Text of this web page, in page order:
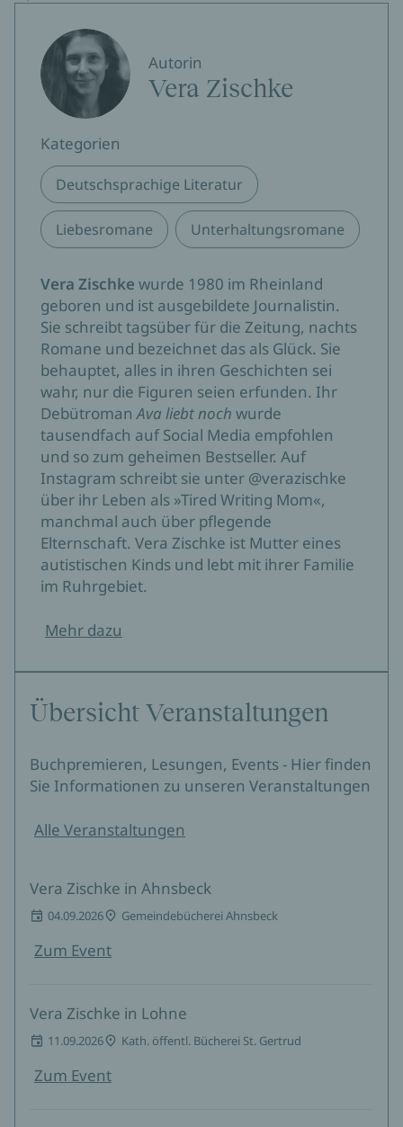
Autorin
Vera Zischke
Kategorien
Deutschsprachige Literatur
Liebesromane Unterhaltungsromane
Vera Zischke wurde 1980 im Rheinland
geboren und ist ausgebildete Journalistin.
Sie schreibt tagsüber für die Zeitung, nachts
Romane und bezeichnet das als Glück. Sie
behauptet, alles in ihren Geschichten sei
wahr, nur die Figuren seien erfunden. Ihr
DebütromanAva liebt noch wurde
tausendfach auf Social Media empfohlen
und so zum geheimen Bestseller. Auf
Instagram schreibt sie unter @verazischke
über ihr Leben als »Tired Writing Mom«,
manchmal auch über pflegende
Elternschaft. Vera Zischke ist Mutter eines
autistischen Kinds und lebt mit ihrer Familie
im Ruhrgebiet.
Mehr dazu
Übersicht Veranstaltungen
Buchpremieren, Lesungen, Events - Hier finden
Sie Informationen zu unseren Veranstaltungen
Alle Veranstaltungen
Vera Zischke in Ahnsbeck
04.09.2026 Gemeindebücherei Ahnsbeck
Zum Event
Vera Zischke in Lohne
11.09.2026 Kath. öffentl. Bücherei St. Gertrud
Zum Event